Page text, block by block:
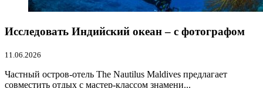
Исследовать Индийский океан – с фотографом
11.06.2026
Частный остров-отель The Nautilus Maldives предлагает
совместить отдых с мастер-классом знамени...